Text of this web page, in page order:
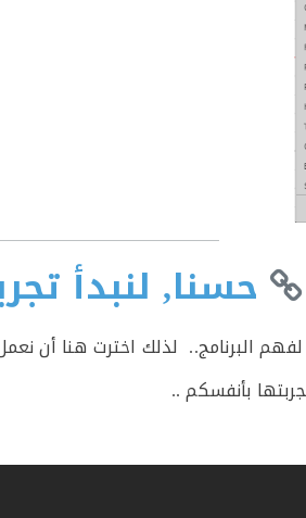
حسنا, لنبدأ
البرنامج.. لذلك اخترت هنا أن
بأنفسكم ..